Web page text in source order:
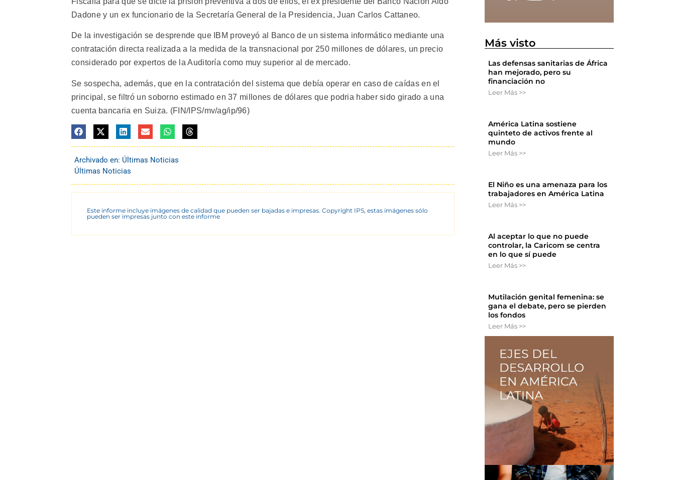
Dadone y un ex funcionario de la Secretaría General de la Presidencia, Juan Carlos Cattaneo.
De la investigación se desprende que IBM proveyó al Banco de un sistema informático mediante una
contratación directa realizada a la medida de la transnacional por 250 millones de dólares, un precio
considerado por expertos de la Auditoría como muy superior al de mercado.
Se sospecha, además, que en la contratación del sistema que debía operar en caso de caídas en el
principal, se filtró un soborno estimado en 37 millones de dólares que podria haber sido girado a una
cuenta bancaria en Suiza. (FIN/IPS/mv/ag/ip/96)
Archivado en: Últimas Noticias
Últimas Noticias
Este informe incluye imágenes de calidad que pueden ser bajadas e impresas. Copyright IPS, estas imágenes sólo
pueden ser impresas junto con este informe
Más visto
Las defensas sanitarias de África
han mejorado, pero su
financiación no
Leer Más >>
América Latina sostiene
quinteto de activos frente al
mundo
Leer Más >>
El Niño es una amenaza para los
trabajadores en América Latina
Leer Más >>
Al aceptar lo que no puede
controlar, la Caricom se centra
en lo que sí puede
Leer Más >>
Mutilación genital femenina: se
gana el debate, pero se pierden
los fondos
Leer Más >>